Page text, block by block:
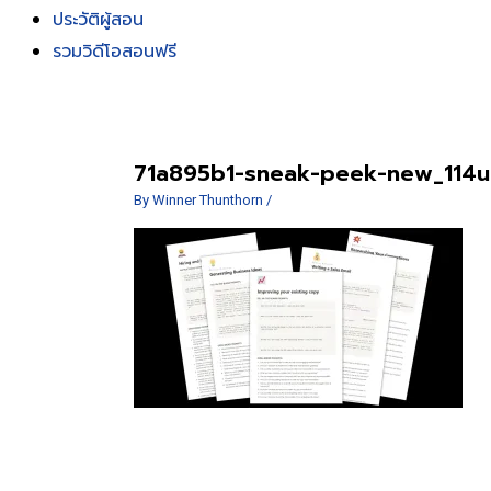
ประวัติผู้สอน
รวมวิดีโอสอนฟรี
71a895b1-sneak-peek-
By Winner Thunthorn /